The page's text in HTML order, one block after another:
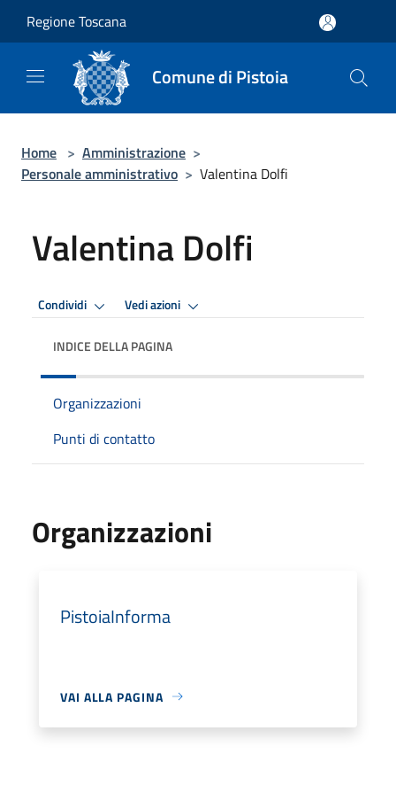
Regione Toscana
Comune di Pistoia
Home > Amministrazione >
Personale amministrativo > Valentina Dolfi
Valentina Dolfi
Condividi Vedi azioni
INDICE DELLA PAGINA
Organizzazioni
Punti di contatto
Organizzazioni
PistoiaInforma
VAI ALLA PAGINA